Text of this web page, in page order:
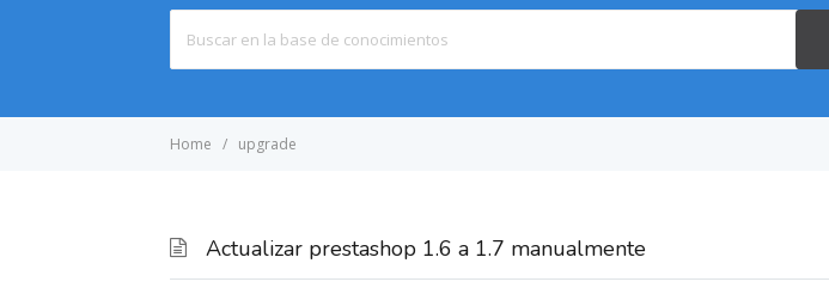
For
Home upgrade
Actualizar prestashop 1.6 a 1.7 manualmente